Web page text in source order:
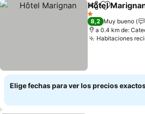
CompartirAgregar a
Hôtel
1 Estrellas
8,2 Muy bueno
a 0.4 km de:
Habitaciones
Elige fechas para ver los precios